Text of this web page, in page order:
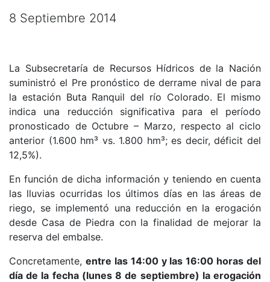
8 Septiembre 2014
La Subsecretaría de Recursos Hídricos de la Nación
suministró el Pre pronóstico de derrame nival de para
la estación Buta Ranquil del río Colorado. El mismo
indica una reducción significativa para el período
pronosticado de Octubre – Marzo, respecto al ciclo
anterior (1.600 hm³ vs. 1.800 hm³; es decir, déficit del
12,5%).
En función de dicha información y teniendo en cuenta
las lluvias ocurridas los últimos días en las áreas de
riego, se implementó una reducción en la erogación
desde Casa de Piedra con la finalidad de mejorar la
reserva del embalse.
Concretamente, entre las 14:00 y las 16:00 horas del
día de la fecha (lunes 8 de septiembre) la erogación